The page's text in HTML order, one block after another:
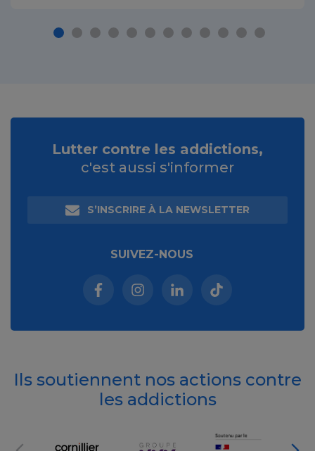
Lutter contre les addictions,
c'est aussi s'informer
S’INSCRIRE À LA NEWSLETTER
SUIVEZ-NOUS
Facebook (nouvelle fenêtre)
Instagram (nouvelle fenêtre)
Linkedin (nouvelle
Tiktok (nouvelle
Ils soutiennent nos actions contre
les addictions